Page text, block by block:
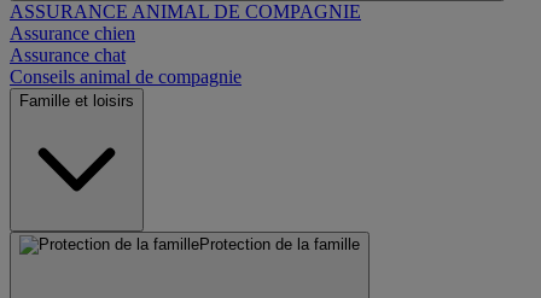
ASSURANCE ANIMAL DE COMPAGNIE
Assurance chien
Assurance chat
Conseils animal de compagnie
Famille et loisirs
Protection de la famille